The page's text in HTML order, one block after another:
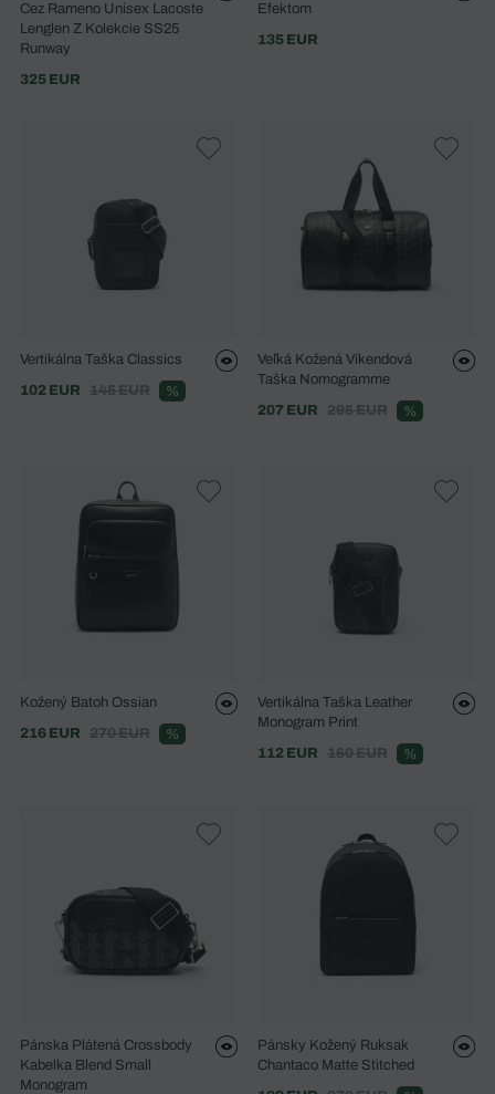
Cez Rameno Unisex Lacoste
Lenglen Z Kolekcie SS25
Runway
325 EUR
Efektom
135 EUR
Vertikálna Taška Classics
102 EUR
145 EUR %
Veľká Kožená Víkendová
Taška Nomogramme
207 EUR
295 EUR %
Kožený Batoh Ossian
216 EUR
270 EUR %
Vertikálna Taška Leather
Monogram Print
112 EUR
160 EUR %
Pánska Plátená Crossbody
Kabelka Blend Small
Monogram
Pánsky Kožený Ruksak
Chantaco Matte Stitched